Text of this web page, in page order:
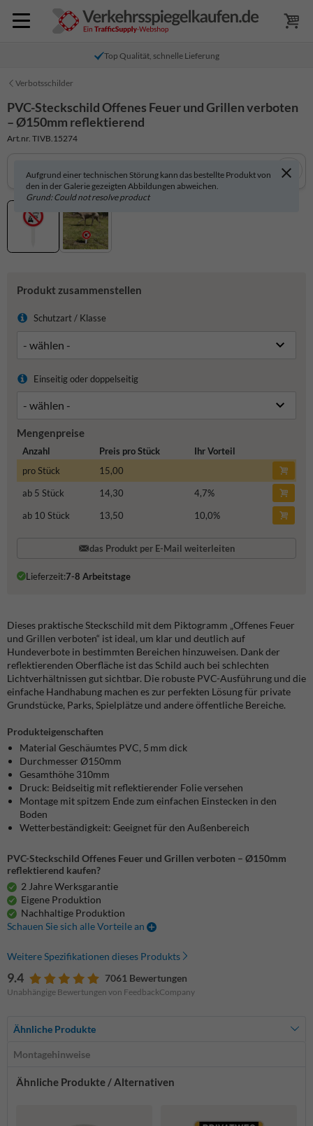
Top Qualität, schnelle Lieferung
Verbotsschilder
PVC-Steckschild Offenes Feuer und Grillen verboten
– Ø150mm reflektierend
Art.nr. TIVB.15274
Aufgrund einer technischen Störung kann das bestellte Produkt von
den in der Galerie gezeigten Abbildungen abweichen.
Grund: Could not resolve product
Produkt zusammenstellen
Schutzart / Klasse
Einseitig oder doppelseitig
Mengenpreise
Anzahl Preis pro Stück
Ihr Vorteil
pro Stück
15,00
ab 5 Stück
14,30 4,7%
ab 10 Stück
13,50 10,0%
das Produkt per E-Mail weiterleiten
Lieferzeit:7-8 Arbeitstage
Dieses praktische Steckschild mit dem Piktogramm „Offenes Feuer
und Grillen verboten“ ist ideal, um klar und deutlich auf
Hundeverbote in bestimmten Bereichen hinzuweisen. Dank der
reflektierenden Oberfläche ist das Schild auch bei schlechten
Lichtverhältnissen gut sichtbar. Die robuste PVC-Ausführung und die
einfache Handhabung machen es zur perfekten Lösung für private
Grundstücke, Parks, Spielplätze und andere öffentliche Bereiche.
Produkteigenschaften
Material Geschäumtes PVC, 5 mm dick
Durchmesser Ø150mm
Gesamthöhe 310mm
Druck: Beidseitig mit reflektierender Folie versehen
Montage mit spitzem Ende zum einfachen Einstecken in den
Boden
Wetterbeständigkeit: Geeignet für den Außenbereich
PVC-Steckschild Offenes Feuer und Grillen verboten – Ø150mm
reflektierend kaufen?
2 Jahre Werksgarantie
Eigene Produktion
Nachhaltige Produktion
Schauen Sie sich alle Vorteile an
Weitere Spezifikationen dieses Produkts
9.4 7061 Bewertungen
Unabhängige Bewertungen von FeedbackCompany
Ähnliche Produkte
Montagehinweise
Ähnliche Produkte / Alternativen